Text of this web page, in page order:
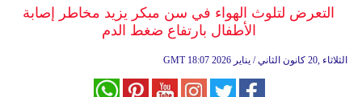
وموسيقى
التعرض لتلوث الهواء في سن مبكر يزيد مخاطر إصابة
الأطفال بارتفاع ضغط الدم
GMT 18:07 2026 الثلاثاء ,20 كانون الثاني / يناير